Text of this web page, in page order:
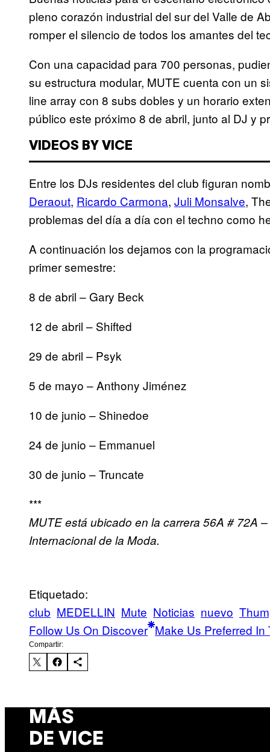
pleno corazón industrial del sur del Valle de
romper el silencio de todos los amantes del
Con una capacidad para 700 personas,
su estructura modular, MUTE cuenta con un
line array con 8 subs dobles y un horario
público este próximo 8 de abril, junto al DJ y
VIDEOS BY VICE
Entre los DJs residentes del club figuran
Deraout, Ricardo Carmona, Juli Monsalve,
problemas del día a día con el techno como
A continuación los dejamos con la
primer semestre:
8 de abril – Gary Beck
12 de abril – Shifted
29 de abril – Psyk
5 de mayo – Anthony Jiménez
10 de junio – Shinedoe
24 de junio – Emmanuel
30 de junio – Truncate
***
MUTE está ubicado en la carrera 56A # 72A
Internacional de la Moda.
Etiquetado:
club MEDELLIN Mute Noticias nuevo
Follow Us On Discover Make Us Preferred In
Compartir:
MÁS
DE VICE